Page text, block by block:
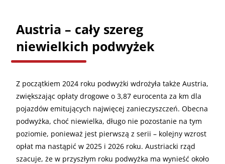
Austria – cały szereg
niewielkich podwyżek
Z początkiem 2024 roku podwyżki wdrożyła także Austria,
zwiększając opłaty drogowe o 3,87 eurocenta za km dla
pojazdów emitujących najwięcej zanieczyszczeń. Obecna
podwyżka, choć niewielka, długo nie pozostanie na tym
poziomie, ponieważ jest pierwszą z serii – kolejny wzrost
opłat ma nastąpić w 2025 i 2026 roku. Austriacki rząd
szacuje, że w przyszłym roku podwyżka ma wynieść około